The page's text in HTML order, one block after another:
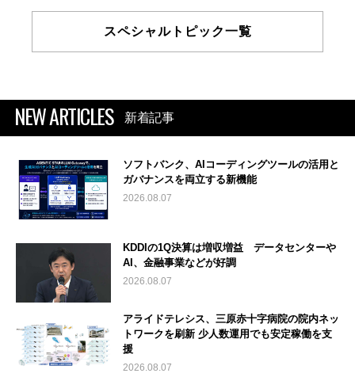
スペシャルトピック一覧
NEW ARTICLES 新着記事
ソフトバンク、AIコーディングツールの活用と
ガバナンスを両立する新機能
2026.08.07
KDDIの1Q決算は増収増益 データセンターや
AI、金融事業などが好調
2026.08.07
アライドテレシス、三原赤十字病院の院内ネッ
トワークを刷新 少人数運用でも安定稼働を支
援
2026.08.07